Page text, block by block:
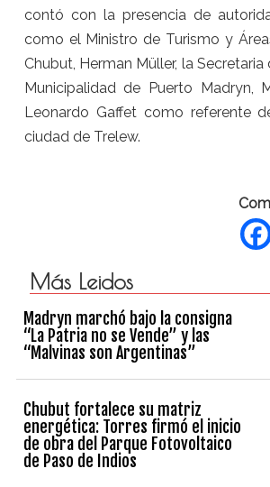
contó con la presencia de
como el Ministro de Turismo y
Chubut, Herman Müller, la
Municipalidad de Puerto Madryn,
Leonardo Gaffet como referente
ciudad de Trelew.
Más Leidos
Madryn marchó bajo la consigna
“La Patria no se Vende” y las
“Malvinas son Argentinas”
Chubut fortalece su matriz
energética: Torres firmó el inicio
de obra del Parque Fotovoltaico
de Paso de Indios